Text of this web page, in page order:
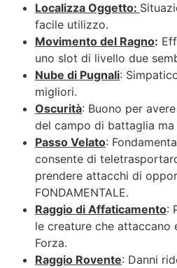
Localizza Oggetto:
facile utilizzo.
Movimento del Ragno:
uno slot di livello due
Nube di Pugnali:
migliori.
Oscurità: Buono per
del campo di battaglia
Passo Velato:
consente di
prendere attacchi di
FONDAMENTALE.
Raggio di Affaticamento:
le creature che attaccano
Forza.
Raggio Rovente: Danni